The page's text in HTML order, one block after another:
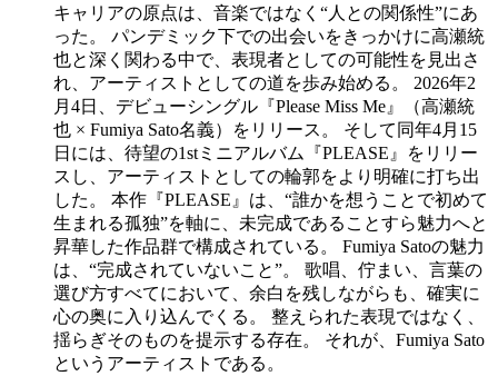
キャリアの原点は、音楽ではなく“人との関係性”にあ
った。 パンデミック下での出会いをきっかけに高瀬統
也と深く関わる中で、表現者としての可能性を見出さ
れ、アーティストとしての道を歩み始める。 2026年2
月4日、デビューシングル『Please Miss Me』（高瀬統
也 × Fumiya Sato名義）をリリース。 そして同年4月15
日には、待望の1stミニアルバム『PLEASE』をリリー
スし、アーティストとしての輪郭をより明確に打ち出
した。 本作『PLEASE』は、“誰かを想うことで初めて
生まれる孤独”を軸に、未完成であることすら魅力へと
昇華した作品群で構成されている。 Fumiya Satoの魅力
は、“完成されていないこと”。 歌唱、佇まい、言葉の
選び方すべてにおいて、余白を残しながらも、確実に
心の奥に入り込んでくる。 整えられた表現ではなく、
揺らぎそのものを提示する存在。 それが、Fumiya Sato
というアーティストである。